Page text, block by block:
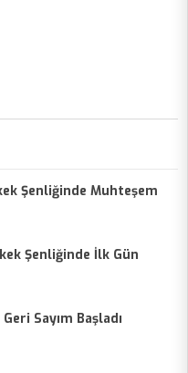
Şenliğinde Muhteşem
Şenliğinde İlk Gün
Sayım Başladı